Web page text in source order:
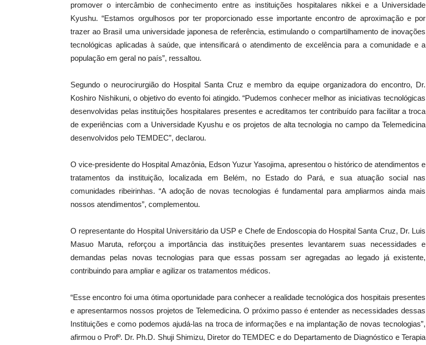
promover o intercâmbio de conhecimento entre as instituições hospitalares nikkei e a Universidade
Kyushu. “Estamos orgulhosos por ter proporcionado esse importante encontro de aproximação e por
trazer ao Brasil uma universidade japonesa de referência, estimulando o compartilhamento de inovações
tecnológicas aplicadas à saúde, que intensificará o atendimento de excelência para a comunidade e a
população em geral no país”, ressaltou.
Segundo o neurocirurgião do Hospital Santa Cruz e membro da equipe organizadora do encontro, Dr.
Koshiro Nishikuni, o objetivo do evento foi atingido. “Pudemos conhecer melhor as iniciativas tecnológicas
desenvolvidas pelas instituições hospitalares presentes e acreditamos ter contribuído para facilitar a troca
de experiências com a Universidade Kyushu e os projetos de alta tecnologia no campo da Telemedicina
desenvolvidos pelo TEMDEC”, declarou.
O vice-presidente do Hospital Amazônia, Edson Yuzur Yasojima, apresentou o histórico de atendimentos e
tratamentos da instituição, localizada em Belém, no Estado do Pará, e sua atuação social nas
comunidades ribeirinhas. “A adoção de novas tecnologias é fundamental para ampliarmos ainda mais
nossos atendimentos”, complementou.
O representante do Hospital Universitário da USP e Chefe de Endoscopia do Hospital Santa Cruz, Dr. Luis
Masuo Maruta, reforçou a importância das instituições presentes levantarem suas necessidades e
demandas pelas novas tecnologias para que essas possam ser agregadas ao legado já existente,
contribuindo para ampliar e agilizar os tratamentos médicos.
“Esse encontro foi uma ótima oportunidade para conhecer a realidade tecnológica dos hospitais presentes
e apresentarmos nossos projetos de Telemedicina. O próximo passo é entender as necessidades dessas
Instituições e como podemos ajudá-las na troca de informações e na implantação de novas tecnologias”,
afirmou o Profº. Dr. Ph.D. Shuji Shimizu, Diretor do TEMDEC e do Departamento de Diagnóstico e Terapia